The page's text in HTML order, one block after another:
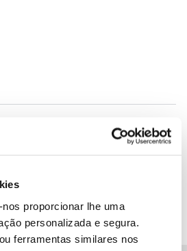
proporcionar lhe uma
personalizada e segura.
ferramentas similares nos
Forum|Forum|3 years ago
excelente ajuda.